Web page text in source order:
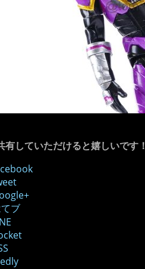
有していただけると嬉しいです！
ブ